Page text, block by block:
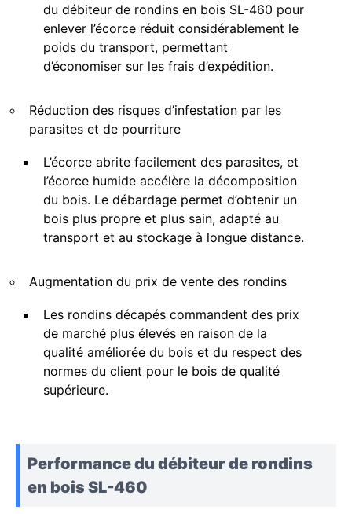
du débiteur de rondins en bois SL-460 pour
enlever l’écorce réduit considérablement le
poids du transport, permettant
d’économiser sur les frais d’expédition.
Réduction des risques d’infestation par les
parasites et de pourriture
L’écorce abrite facilement des parasites, et
l’écorce humide accélère la décomposition
du bois. Le débardage permet d’obtenir un
bois plus propre et plus sain, adapté au
transport et au stockage à longue distance.
Augmentation du prix de vente des rondins
Les rondins décapés commandent des prix
de marché plus élevés en raison de la
qualité améliorée du bois et du respect des
normes du client pour le bois de qualité
supérieure.
Performance du débiteur de rondins
en bois SL-460